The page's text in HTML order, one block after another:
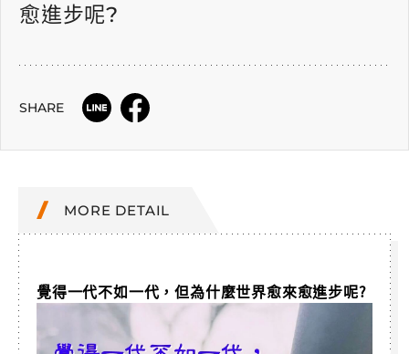
愈進步呢?
SHARE
MORE DETAIL
覺得一代不如一代，但為什麼世界愈來愈進步呢?